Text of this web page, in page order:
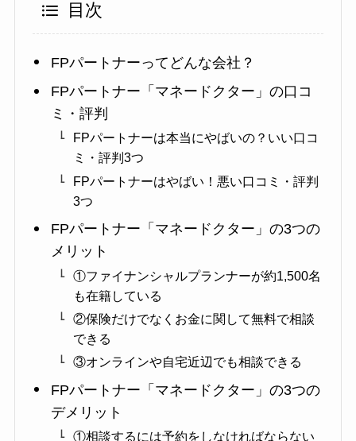
目次
FPパートナーってどんな会社？
FPパートナー「マネードクター」の口コ
ミ・評判
FPパートナーは本当にやばいの？いい口コ
ミ・評判3つ
FPパートナーはやばい！悪い口コミ・評判
3つ
FPパートナー「マネードクター」の3つの
メリット
①ファイナンシャルプランナーが約1,500名
も在籍している
②保険だけでなくお金に関して無料で相談
できる
③オンラインや自宅近辺でも相談できる
FPパートナー「マネードクター」の3つの
デメリット
①相談するには予約をしなければならない